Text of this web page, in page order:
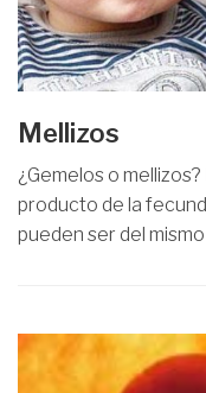
Mellizos
¿Gemelos o
producto de la
pueden ser del